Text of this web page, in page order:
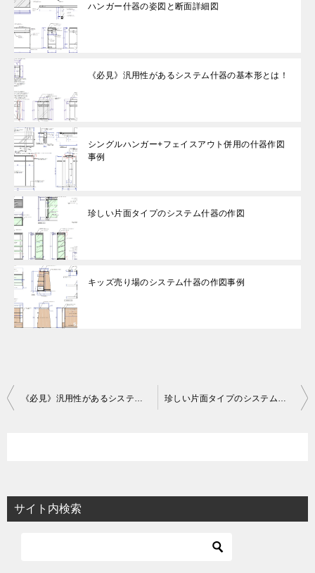
ハンガー什器の姿図と断面詳細図
《必見》汎用性があるシステム什器の基本形とは！
シングルハンガー+フェイスアウト併用の什器作図
事例
珍しい片面タイプのシステム什器の作図
キッズ売り場のシステム什器の作図事例
投
ー
《必見》汎用性があるシステム什器の基本形とは！ 珍しい片面タイプのシステム什器の作図
サイト内検索